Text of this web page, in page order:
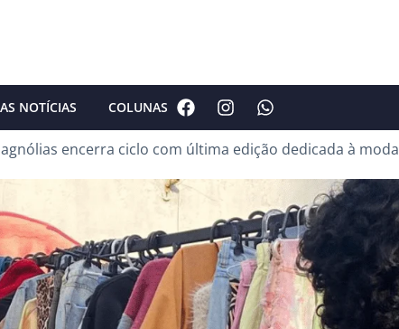
NOTÍCIAS COLUNAS
encerra ciclo com última edição dedicada à moda